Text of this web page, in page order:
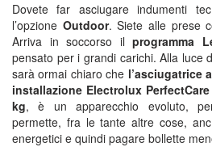
Dovete far asciugare indumenti
l’opzione Outdoor. Siete alle prese
Arriva in soccorso ilprogramma
pensato per i grandi carichi. Alla luce
sarà ormai chiaro che l’asciugatrice
installazione Electrolux PerfectCare
kg, è un apparecchio evoluto,
permette, fra le tante altre cose,
energetici e quindi pagare bollette